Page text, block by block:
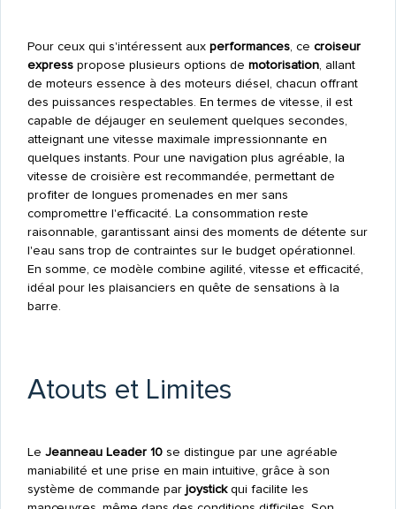
Pour ceux qui s'intéressent aux performances, ce croiseur
expresspropose plusieurs options de motorisation, allant
de moteurs essence à des moteurs diésel, chacun offrant
des puissances respectables. En termes de vitesse, il est
capable de déjauger en seulement quelques secondes,
atteignant une vitesse maximale impressionnante en
quelques instants. Pour une navigation plus agréable, la
vitesse de croisière est recommandée, permettant de
profiter de longues promenades en mer sans
compromettre l'efficacité. La consommation reste
raisonnable, garantissant ainsi des moments de détente sur
l'eau sans trop de contraintes sur le budget opérationnel.
En somme, ce modèle combine agilité, vitesse et efficacité,
idéal pour les plaisanciers en quête de sensations à la
barre.
Atouts et Limites
Le Jeanneau Leader 10se distingue par une agréable
maniabilité et une prise en main intuitive, grâce à son
système de commande par joystickqui facilite les